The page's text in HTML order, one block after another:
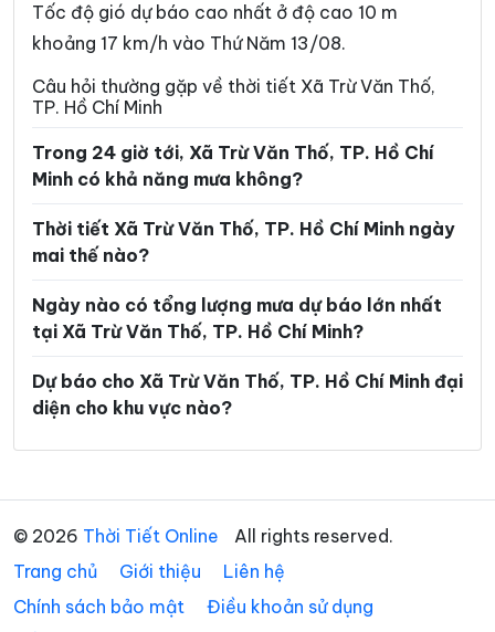
Phường Hòa Hưng Phường Hòa Lợi
Phường Khánh Hội Phường Lái Thiêu
Phường Linh Xuân
Phường Long Hương Phường Long Nguyên
Phường Long Phước Phường Long Trường
Phường Minh Phụng
Phường Phú Lâm Phường Phú Lợi
Phường Phú Mỹ Phường Phú Nhuận
Phường Phú Thạnh
Phường Tam Bình
Phường Tam Long Phường Tam Thắng
Tốc độ gió dự báo cao nhất ở độ cao 10 m
khoảng 17 km/h vào Thứ Năm 13/08.
Câu hỏi thường gặp về thời tiết Xã Trừ Văn Thố,
TP. Hồ Chí Minh
Trong 24 giờ tới, Xã Trừ Văn Thố, TP. Hồ Chí
Minh có khả năng mưa không?
Thời tiết Xã Trừ Văn Thố, TP. Hồ Chí Minh ngày
mai thế nào?
Ngày nào có tổng lượng mưa dự báo lớn nhất
tại Xã Trừ Văn Thố, TP. Hồ Chí Minh?
Dự báo cho Xã Trừ Văn Thố, TP. Hồ Chí Minh đại
diện cho khu vực nào?
© 2026 Thời Tiết Online
All rights reserved.
Trang chủ
Giới thiệu
Liên hệ
Chính sách bảo mật
Điều khoản sử dụng